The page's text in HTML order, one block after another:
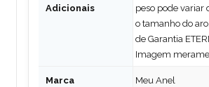
Adicionais
peso pode variar
o tamanho do
de Garantia
Imagem
Marca Meu Anel